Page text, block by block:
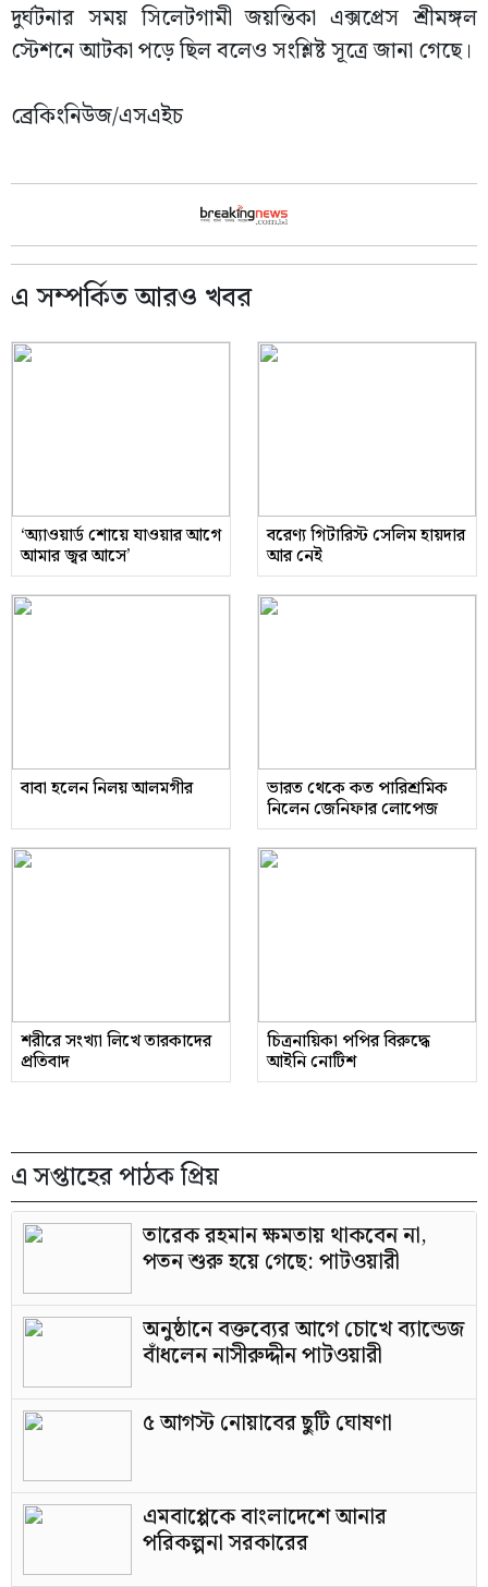
দুর্ঘটনার সময় সিলেটগামী জয়ন্তিকা এক্সপ্রেস শ্রীমঙ্গল
স্টেশনে আটকা পড়ে ছিল বলেও সংশ্লিষ্ট সূত্রে জানা গেছে।
ব্রেকিংনিউজ/এসএইচ
এ সম্পর্কিত আরও খবর
‘অ্যাওয়ার্ড শোয়ে যাওয়ার আগে
আমার জ্বর আসে’
বরেণ্য গিটারিস্ট সেলিম হায়দার
আর নেই
বাবা হলেন নিলয় আলমগীর ভারত থেকে কত পারিশ্রমিক
নিলেন জেনিফার লোপেজ
শরীরে সংখ্যা লিখে তারকাদের
প্রতিবাদ
চিত্রনায়িকা পপির বিরুদ্ধে
আইনি নোটিশ
এ সপ্তাহের পাঠক প্রিয়
তারেক রহমান ক্ষমতায় থাকবেন না,
পতন শুরু হয়ে গেছে: পাটওয়ারী
অনুষ্ঠানে বক্তব্যের আগে চোখে ব্যান্ডেজ
বাঁধলেন নাসীরুদ্দীন পাটওয়ারী
৫ আগস্ট নোয়াবের ছুটি ঘোষণা
এমবাপ্পেকে বাংলাদেশে আনার
পরিকল্পনা সরকারের